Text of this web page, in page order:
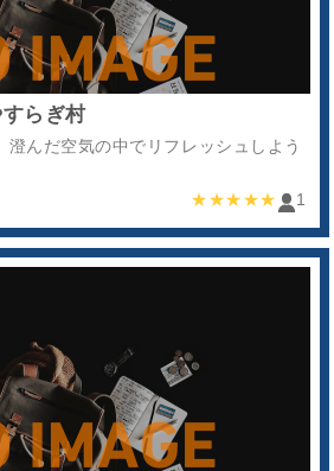
らぎ村
んだ空気の中でリフレッシュしよう
★★★★★ 1